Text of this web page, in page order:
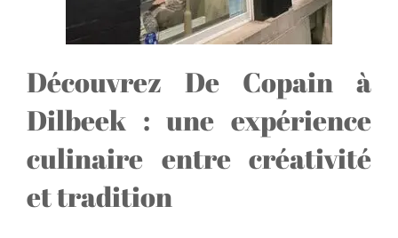
Découvrez De Copain à
Dilbeek : une expérience
culinaire entre créativité
et tradition